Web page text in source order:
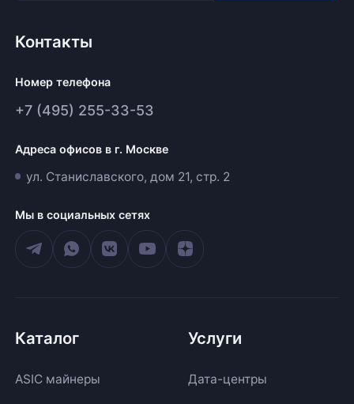
Контакты
Номер телефона
+7 (495) 255-33-53
Адреса офисов в г. Москве
ул. Станиславского, дом 21, стр. 2
Мы в социальных сетях
Каталог
ASIC майнеры
Услуги
Дата-центры